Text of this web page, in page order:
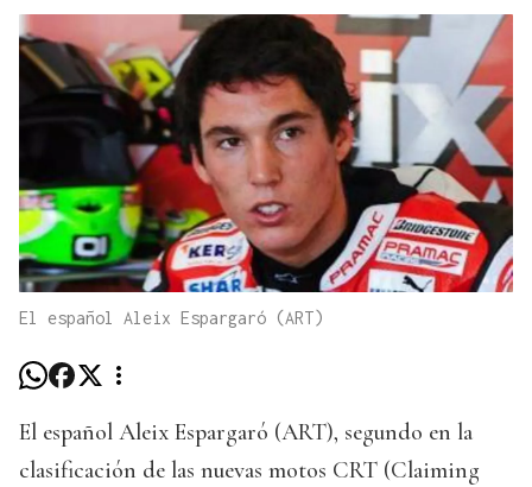
El español Aleix Espargaró (ART)
El español Aleix Espargaró (ART), segundo en la
clasificación de las nuevas motos CRT (Claiming